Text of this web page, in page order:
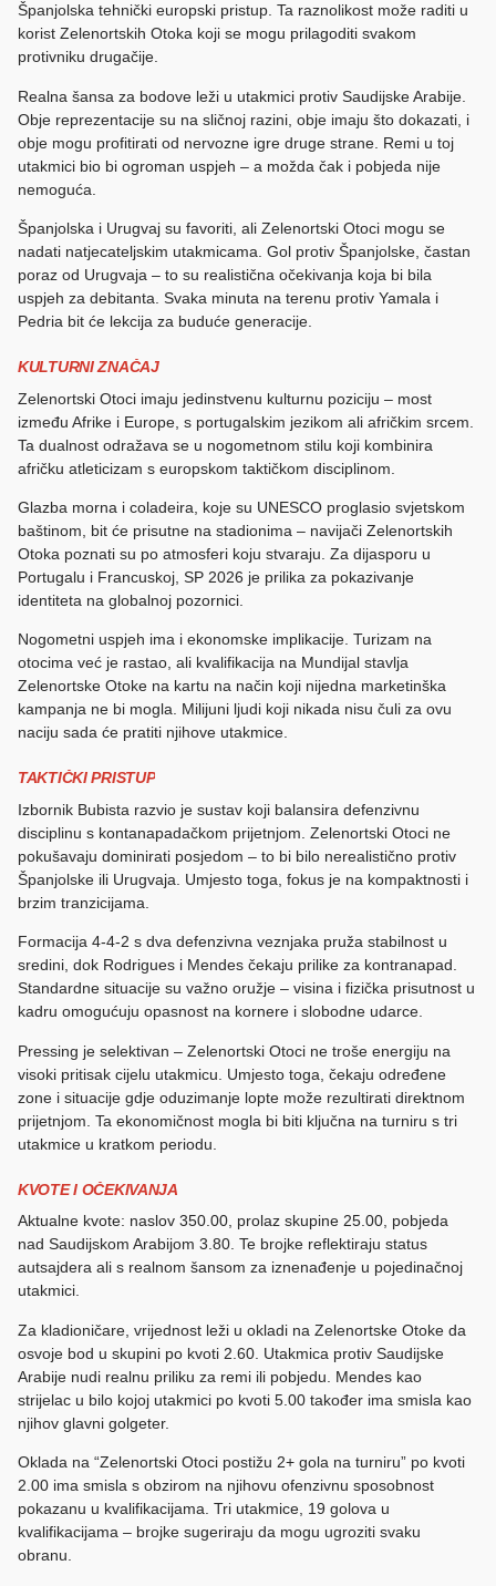
Španjolska tehnički europski pristup. Ta raznolikost može raditi u
korist Zelenortskih Otoka koji se mogu prilagoditi svakom
protivniku drugačije.
Realna šansa za bodove leži u utakmici protiv Saudijske Arabije.
Obje reprezentacije su na sličnoj razini, obje imaju što dokazati, i
obje mogu profitirati od nervozne igre druge strane. Remi u toj
utakmici bio bi ogroman uspjeh – a možda čak i pobjeda nije
nemoguća.
Španjolska i Urugvaj su favoriti, ali Zelenortski Otoci mogu se
nadati natjecateljskim utakmicama. Gol protiv Španjolske, častan
poraz od Urugvaja – to su realistična očekivanja koja bi bila
uspjeh za debitanta. Svaka minuta na terenu protiv Yamala i
Pedria bit će lekcija za buduće generacije.
KULTURNI ZNAČAJ
Zelenortski Otoci imaju jedinstvenu kulturnu poziciju – most
između Afrike i Europe, s portugalskim jezikom ali afričkim srcem.
Ta dualnost odražava se u nogometnom stilu koji kombinira
afričku atleticizam s europskom taktičkom disciplinom.
Glazba morna i coladeira, koje su UNESCO proglasio svjetskom
baštinom, bit će prisutne na stadionima – navijači Zelenortskih
Otoka poznati su po atmosferi koju stvaraju. Za dijasporu u
Portugalu i Francuskoj, SP 2026 je prilika za pokazivanje
identiteta na globalnoj pozornici.
Nogometni uspjeh ima i ekonomske implikacije. Turizam na
otocima već je rastao, ali kvalifikacija na Mundijal stavlja
Zelenortske Otoke na kartu na način koji nijedna marketinška
kampanja ne bi mogla. Milijuni ljudi koji nikada nisu čuli za ovu
naciju sada će pratiti njihove utakmice.
TAKTIČKI PRISTUP
Izbornik Bubista razvio je sustav koji balansira defenzivnu
disciplinu s kontanapadačkom prijetnjom. Zelenortski Otoci ne
pokušavaju dominirati posjedom – to bi bilo nerealistično protiv
Španjolske ili Urugvaja. Umjesto toga, fokus je na kompaktnosti i
brzim tranzicijama.
Formacija 4-4-2 s dva defenzivna veznjaka pruža stabilnost u
sredini, dok Rodrigues i Mendes čekaju prilike za kontranapad.
Standardne situacije su važno oružje – visina i fizička prisutnost u
kadru omogućuju opasnost na kornere i slobodne udarce.
Pressing je selektivan – Zelenortski Otoci ne troše energiju na
visoki pritisak cijelu utakmicu. Umjesto toga, čekaju određene
zone i situacije gdje oduzimanje lopte može rezultirati direktnom
prijetnjom. Ta ekonomičnost mogla bi biti ključna na turniru s tri
utakmice u kratkom periodu.
KVOTE I OČEKIVANJA
Aktualne kvote: naslov 350.00, prolaz skupine 25.00, pobjeda
nad Saudijskom Arabijom 3.80. Te brojke reflektiraju status
autsajdera ali s realnom šansom za iznenađenje u pojedinačnoj
utakmici.
Za kladioničare, vrijednost leži u okladi na Zelenortske Otoke da
osvoje bod u skupini po kvoti 2.60. Utakmica protiv Saudijske
Arabije nudi realnu priliku za remi ili pobjedu. Mendes kao
strijelac u bilo kojoj utakmici po kvoti 5.00 također ima smisla kao
njihov glavni golgeter.
Oklada na “Zelenortski Otoci postižu 2+ gola na turniru” po kvoti
2.00 ima smisla s obzirom na njihovu ofenzivnu sposobnost
pokazanu u kvalifikacijama. Tri utakmice, 19 golova u
kvalifikacijama – brojke sugeriraju da mogu ugroziti svaku
obranu.